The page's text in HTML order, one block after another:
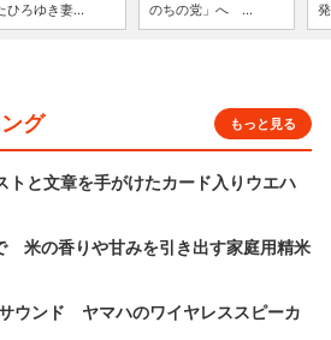
ひろゆき妻...
のちの党」へ ...
グ もっと見る
トと文章を手がけたカード入りウエハ
米の香りや甘みを引き出す家庭用精米
サウンド ヤマハのワイヤレススピーカ